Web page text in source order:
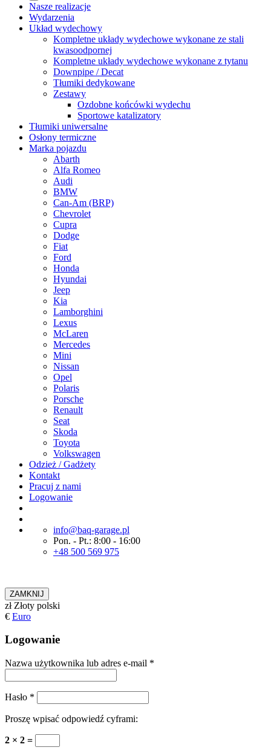
Nasze realizacje
Wydarzenia
Układ wydechowy
Kompletne układy wydechowe wykonane ze stali
kwasoodpornej
Kompletne układy wydechowe wykonane z tytanu
Downpipe / Decat
Tłumiki dedykowane
Zestawy
Ozdobne końcówki wydechu
Sportowe katalizatory
Tłumiki uniwersalne
Osłony termiczne
Marka pojazdu
Abarth
Alfa Romeo
Audi
BMW
Can-Am (BRP)
Chevrolet
Cupra
Dodge
Fiat
Ford
Honda
Hyundai
Jeep
Kia
Lamborghini
Lexus
McLaren
Mercedes
Mini
Nissan
Opel
Polaris
Porsche
Renault
Seat
Skoda
Toyota
Volkswagen
Odzież / Gadżety
Kontakt
Pracuj z nami
Logowanie
info@baq-garage.pl
Pon. - Pt.: 8:00 - 16:00
+48 500 569 975
ZAMKNIJ
zł Złoty polski
€ Euro
Logowanie
Nazwa użytkownika lub adres e-mail *
Hasło *
Proszę wpisać odpowiedź cyframi:
2 × 2 =